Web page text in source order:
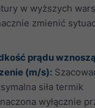
w wyższych
zmienić
prądu
(m/s):
siła termik
wyłącznie